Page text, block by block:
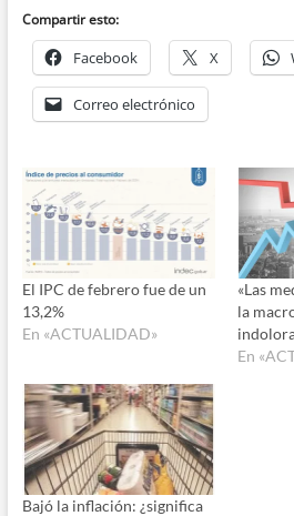
audio
Compartir esto:
Facebook X
Correo electrónico
El IPC de febrero fue de un
13,2%
En «ACTUALIDAD»
«Las
la
En
Bajó la inflación: ¿significa